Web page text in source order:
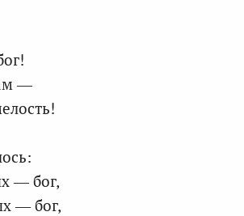
—
— бог,
— бог,